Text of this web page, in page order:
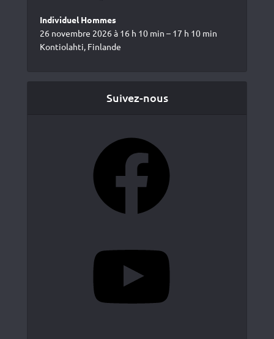
Individuel Hommes
26 novembre 2026 à 16 h 10 min – 17 h 10 min
Kontiolahti, Finlande
Suivez-nous